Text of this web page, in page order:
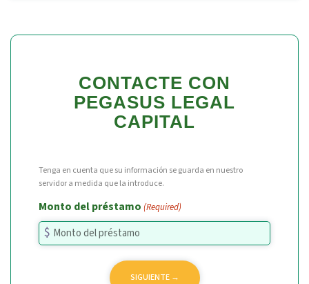
CONTACTE CON
PEGASUS LEGAL
CAPITAL
Tenga en cuenta que su información se guarda en nuestro
servidor a medida que la introduce.
Monto del préstamo (Required)